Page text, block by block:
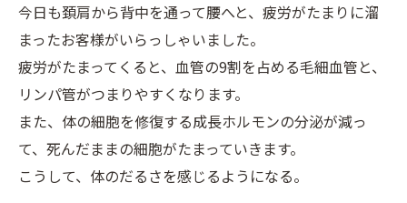
今日も頚肩から背中を通って腰へと、疲労がたまりに溜
まったお客様がいらっしゃいました。
疲労がたまってくると、血管の9割を占める毛細血管と、
リンパ管がつまりやすくなります。
また、体の細胞を修復する成長ホルモンの分泌が減っ
て、死んだままの細胞がたまっていきます。
こうして、体のだるさを感じるようになる。